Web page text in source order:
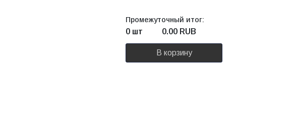
Промежуточный итог:
0 шт 0.00 RUB
В корзину